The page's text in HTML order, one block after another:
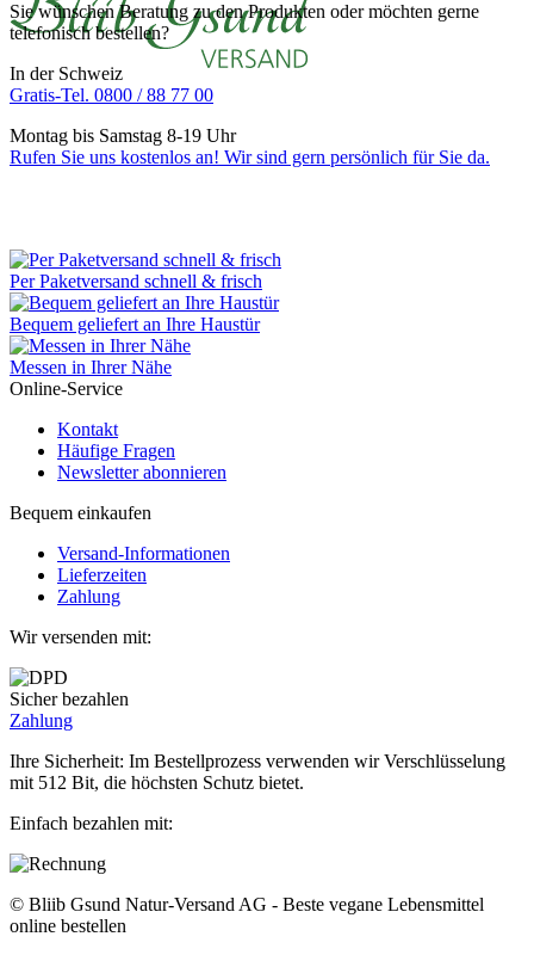
Sie wünschen Beratung zu den Produkten oder möchten gerne
telefonisch bestellen?
In der Schweiz
Gratis-Tel. 0800 / 88 77 00
Montag bis Samstag 8-19 Uhr
Rufen Sie uns kostenlos an! Wir sind gern persönlich für Sie da.
Per Paketversand schnell & frisch
Bequem geliefert an Ihre Haustür
Messen in Ihrer Nähe
Online-Service
Kontakt
Häufige Fragen
Newsletter abonnieren
Bequem einkaufen
Versand-Informationen
Lieferzeiten
Zahlung
Wir versenden mit:
Sicher bezahlen
Zahlung
Ihre Sicherheit: Im Bestellprozess verwenden wir Verschlüsselung
mit 512 Bit, die höchsten Schutz bietet.
Einfach bezahlen mit:
© Bliib Gsund Natur-Versand AG - Beste vegane Lebensmittel
online bestellen